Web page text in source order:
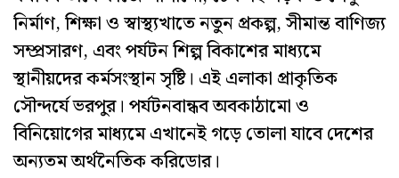
নির্মাণ, শিক্ষা ও স্বাস্থ্যখাতে নতুন প্রকল্প, সীমান্ত বাণিজ্য
সম্প্রসারণ, এবং পর্যটন শিল্প বিকাশের মাধ্যমে
স্থানীয়দের কর্মসংস্থান সৃষ্টি। এই এলাকা প্রাকৃতিক
সৌন্দর্যে ভরপুর। পর্যটনবান্ধব অবকাঠামো ও
বিনিয়োগের মাধ্যমে এখানেই গড়ে তোলা যাবে দেশের
অন্যতম অর্থনৈতিক করিডোর।